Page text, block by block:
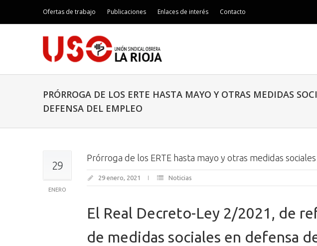
Ofertas de trabajo Publicaciones Enlaces de interés Contacto
PRÓRROGA DE LOS ERTE HASTA MAYO Y OTRAS MEDIDAS
DEFENSA DEL EMPLEO
29
ENERO
Prórroga de los ERTE hasta mayo y otras medidas
29 enero, 2021 Noticias
El Real Decreto-Ley 2/2021, de
de medidas sociales en defensa